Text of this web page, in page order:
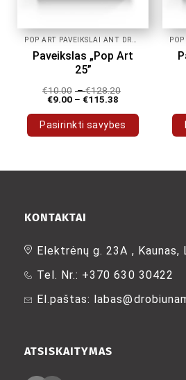
Paveikslas „Pop Art
25”
€10.00 –€128.20
€9.00 – €115.38
Pasirinkti savybes
has
The
be
chosen
the
ATSISKAITYMAS
KONTAKTAI
Elektrėnų g. 23A , Kaunas,
Tel. Nr.: +370 630 30422
El.paštas: